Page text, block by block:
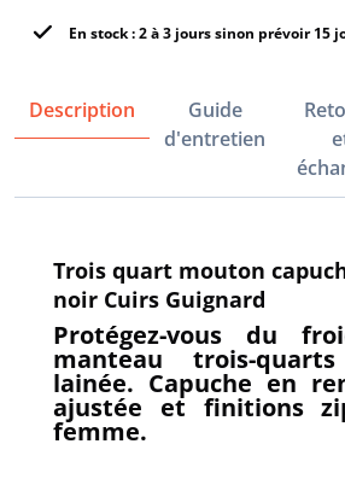
En stock : 2 à 3 jours sinon prévoir 15
Description
Guide
d'entretien
Trois quart mouton
noir Cuirs Guignard
Protégez-vous du
manteau trois-
lainée. Capuche en
ajustée et finitions
femme.